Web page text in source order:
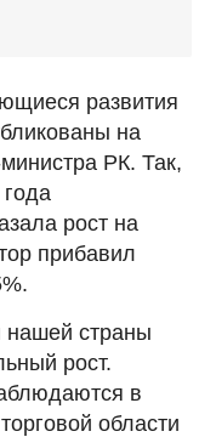
развития
на
РК. Так,
рост на
прибавил
нашей страны
рост.
в
области